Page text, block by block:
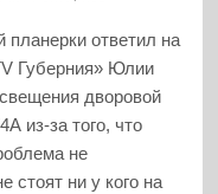
планерки ответил на
Губерния» Юлии
дворовой
из-за того, что
не
стоят ни у кого на